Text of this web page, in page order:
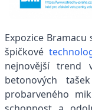
Expozice
špičkové
nejnovější trend
betonových
probarveného